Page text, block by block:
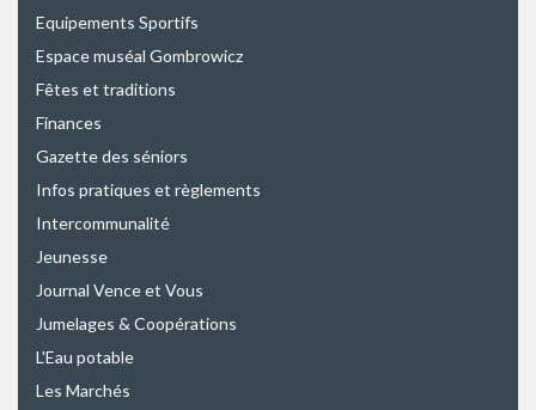
Equipements Sportifs
Espace muséal Gombrowicz
Fêtes et traditions
Finances
Gazette des séniors
Infos pratiques et règlements
Intercommunalité
Jeunesse
Journal Vence et Vous
Jumelages & Coopérations
L'Eau potable
Les Marchés